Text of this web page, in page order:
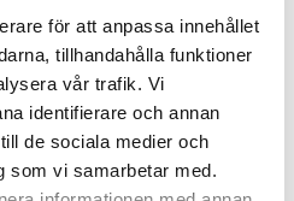
för att anpassa innehållet
tillhandahålla funktioner
vår trafik. Vi
identifierare och annan
de sociala medier och
som vi samarbetar med.